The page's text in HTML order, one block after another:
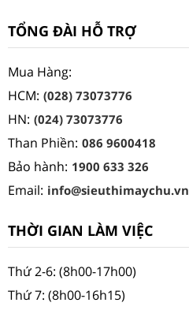
TỔNG ĐÀI HỖ TRỢ
Mua Hàng:
HCM: (028) 73073776
HN: (024) 73073776
Than Phiền: 086 9600418
Bảo hành: 1900 633 326
Email: info@sieuthimaychu.vn
THỜI GIAN LÀM VIỆC
Thứ 2-6: (8h00-17h00)
Thứ 7: (8h00-16h15)